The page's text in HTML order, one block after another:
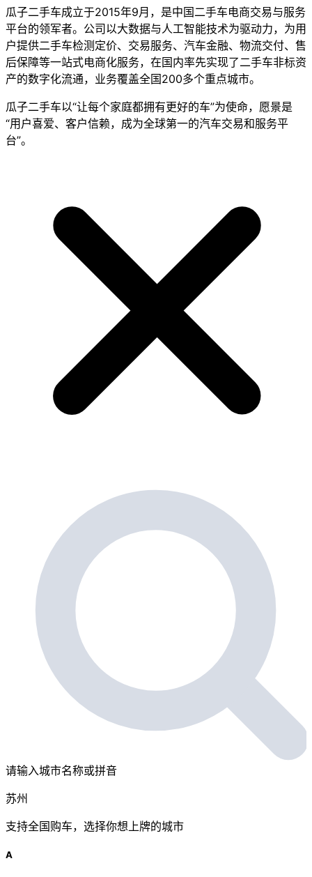
瓜子二手车成立于2015年9月，是中国二手车电商交易与服务
平台的领军者。公司以大数据与人工智能技术为驱动力，为用
户提供二手车检测定价、交易服务、汽车金融、物流交付、售
后保障等一站式电商化服务，在国内率先实现了二手车非标资
产的数字化流通，业务覆盖全国200多个重点城市。
瓜子二手车以“让每个家庭都拥有更好的车”为使命，愿景是
“用户喜爱、客户信赖，成为全球第一的汽车交易和服务平
台”。
请输入城市名称或拼音
苏州
支持全国购车，选择你想上牌的城市
A